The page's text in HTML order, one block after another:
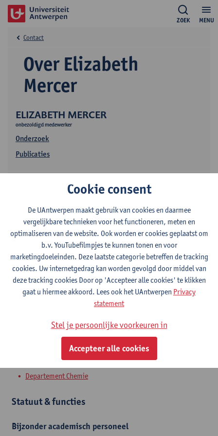
MENU
ZOEK
ELIZABETH MERCER
onbezoldigd medewerker
Onderzoek
Publicaties
Over Elizabeth
Mercer
Contact
Contact
Campus Groenenborger
Toon e-mailadres
Departement Chemie
Statuut & functies
Bijzonder academisch personeel
Cookie consent
De UAntwerpen maakt gebruik van cookies en daarmee
vergelijkbare technieken voor het functioneren, meten en
optimaliseren van de website. Ook worden er cookies geplaatst om
b.v. YouTubefilmpjes te kunnen tonen en voor
marketingdoeleinden. Deze laatste categorie betreffen de tracking
cookies. Uw internetgedrag kan worden gevolgd door middel van
deze tracking cookies Door op 'Accepteer alle cookies' te klikken
gaat u hiermee akkoord. Lees ook het UAntwerpen Privacy
statement
Stel je persoonlijke voorkeuren in
Accepteer alle cookies